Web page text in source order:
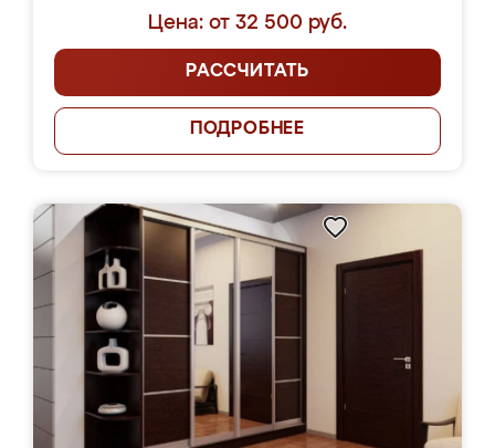
Цена: от 32 500 руб.
РАССЧИТАТЬ
ПОДРОБНЕЕ